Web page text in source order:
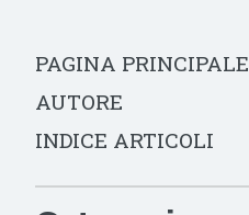
PAGINA PRINCIPALE
AUTORE
INDICE ARTICOLI